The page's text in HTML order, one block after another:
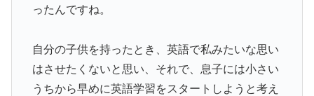
ったんですね。
自分の子供を持ったとき、英語で私みたいな思い
はさせたくないと思い、それで、息子には小さい
うちから早めに英語学習をスタートしようと考え